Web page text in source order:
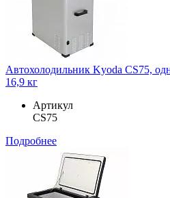
Автохолодильник Kyoda CS75,
16,9 кг
Артикул
CS75
Подробнее